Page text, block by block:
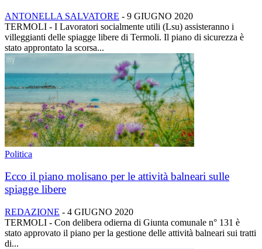
ANTONELLA SALVATORE - 9 GIUGNO 2020
TERMOLI - I Lavoratori socialmente utili (Lsu) assisteranno i
villeggianti delle spiagge libere di Termoli. Il piano di sicurezza è
stato approntato la scorsa...
Politica
Ecco il piano molisano per le attività balneari sulle
spiagge libere
REDAZIONE - 4 GIUGNO 2020
TERMOLI - Con delibera odierna di Giunta comunale n° 131 è
stato approvato il piano per la gestione delle attività balneari sui tratti
di...